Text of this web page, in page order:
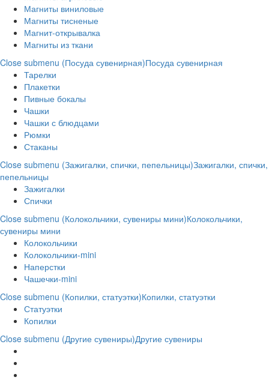
Магниты виниловые
Магниты тисненые
Магнит-открывалка
Магниты из ткани
Close submenu (Посуда сувенирная)Посуда сувенирная
Тарелки
Плакетки
Пивные бокалы
Чашки
Чашки с блюдцами
Рюмки
Стаканы
Close submenu (Зажигалки, спички, пепельницы)Зажигалки, спички,
пепельницы
Зажигалки
Спички
Close submenu (Колокольчики, сувениры мини)Колокольчики,
сувениры мини
Колокольчики
Колокольчики-mini
Наперстки
Чашечки-mini
Close submenu (Копилки, статуэтки)Копилки, статуэтки
Статуэтки
Копилки
Close submenu (Другие сувениры)Другие сувениры